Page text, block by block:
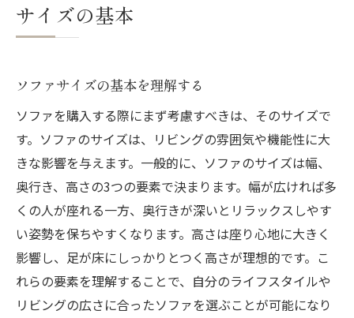
ソファサイズがリビングの印象に与える影
響
部屋の広さから考える最適なソファの選び方
広さを基にしたソファ選びのコツ
部屋の広さとソファサイズの関係性
最適なソファを選ぶための部屋分析
部屋に合わせたソファサイズの決定法
空間を活かすソファ選びの秘訣
異なる広さに応じたソファの選択基準
L字型ソファの魅力と空間を活かす配置術
L字型ソファによる空間活用術
サイズの基本
ソファサイズの基本を理解する
ソファを購入する際にまず考慮すべきは、そのサイズで
す。ソファのサイズは、リビングの雰囲気や機能性に大
きな影響を与えます。一般的に、ソファのサイズは幅、
奥行き、高さの3つの要素で決まります。幅が広ければ多
くの人が座れる一方、奥行きが深いとリラックスしやす
い姿勢を保ちやすくなります。高さは座り心地に大きく
影響し、足が床にしっかりとつく高さが理想的です。こ
れらの要素を理解することで、自分のライフスタイルや
リビングの広さに合ったソファを選ぶことが可能になり